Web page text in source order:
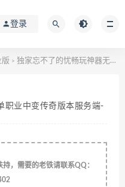
登录
版 > 独家忘不了的忧畅玩神器无限刀单职业中变传奇版本服务端-SD插件-GOM引擎
职业中变传奇版本服务端-
，需要的老铁请联系QQ：